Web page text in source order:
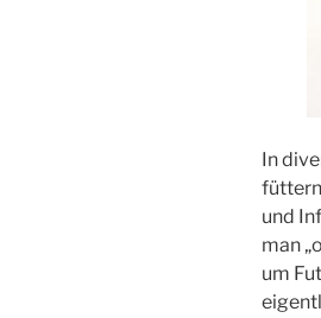
In
und
man
um